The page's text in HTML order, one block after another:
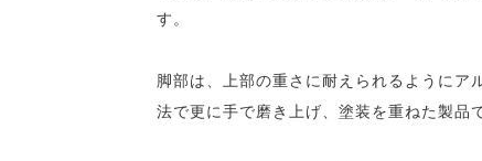
す。
脚部は、上部の重さに耐えられるようにア
法で更に手で磨き上げ、塗装を重ねた製品